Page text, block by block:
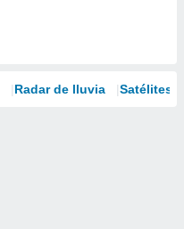
Radar de lluvia Satélites